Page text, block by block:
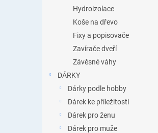
Hydroizolace
Koše na dřevo
Fixy a popisovače
Zavírače dveří
Závěsné váhy
DÁRKY
Dárky podle hobby
Dárek ke příležitosti
Dárek pro ženu
Dárek pro muže